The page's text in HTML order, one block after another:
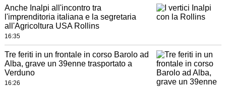
Anche Inalpi all'incontro tra
l'imprenditoria italiana e la segretaria
all'Agricoltura USA Rollins
16:35
Tre feriti in un frontale in corso Barolo ad
Alba, grave un 39enne trasportato a
Verduno
16:26